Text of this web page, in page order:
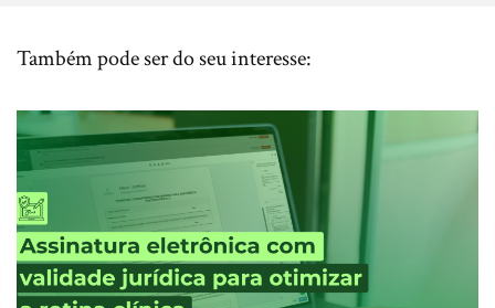
Também pode ser do seu interesse: